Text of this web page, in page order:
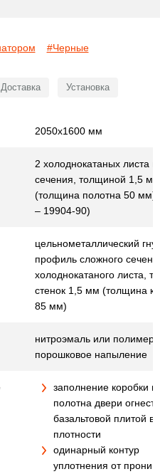
#Черные
Доставка Установка
2050х1600 мм
2 холоднокатаных листа
сечения, толщиной 1,5 мм
(толщина полотна 50
– 19904-90)
цельнометаллический
профиль сложного
холоднокатаного листа,
стенок 1,5 мм (толщина
85 мм)
нитроэмаль или
порошковое напыление
заполнение коробки и
полотна двери
базальтовой плитой
плотности
одинарный контур
уплотнения от